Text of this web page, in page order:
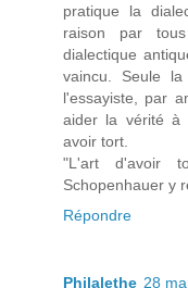
pratique la
raison par
dialectique
vaincu. Seule
l'essayiste, par
aider la vérité à
avoir tort.
"L'art d'avoir
Schopenhauer y
Répondre
Philalethe 28